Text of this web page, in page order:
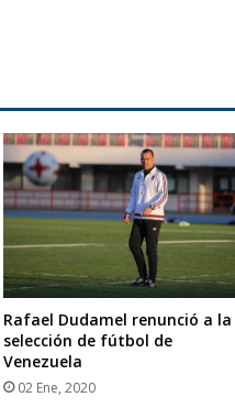
Rafael Dudamel renunció a la
selección de fútbol de
Venezuela
02 Ene, 2020